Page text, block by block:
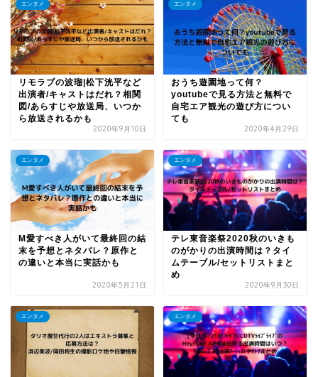
エンタメ
リモラブの波瑠|松下洸平など
出演者/キャストはだれ？相関
図/あらすじや放送局、いつか
ら放送されるかも
2020年9月10日
エンタメ
おうち遊園地って何？
youtubeで見る方法と無料で
自宅エア観光の遊び方につい
ても
2020年4月29日
エンタメ
M愛すべき人がいて最終回の結
末を予想とネタバレ？原作と
の違いと本当に実話かも
2020年5月21日
エンタメ
テレ東音楽祭2020秋のいきも
のがかりの出演時間は？タイ
ムテーブル/セットリストまと
め
2020年9月30日
エンタメ エンタメ